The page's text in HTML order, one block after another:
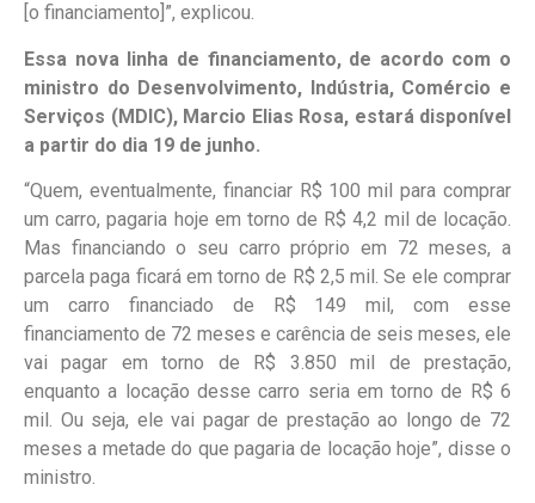
[o financiamento]”, explicou.
Essa nova linha de financiamento, de acordo com o
ministro do Desenvolvimento, Indústria, Comércio e
Serviços (MDIC), Marcio Elias Rosa, estará disponível
a partir do dia 19 de junho.
“Quem, eventualmente, financiar R$ 100 mil para comprar
um carro, pagaria hoje em torno de R$ 4,2 mil de locação.
Mas financiando o seu carro próprio em 72 meses, a
parcela paga ficará em torno de R$ 2,5 mil. Se ele comprar
um carro financiado de R$ 149 mil, com esse
financiamento de 72 meses e carência de seis meses, ele
vai pagar em torno de R$ 3.850 mil de prestação,
enquanto a locação desse carro seria em torno de R$ 6
mil. Ou seja, ele vai pagar de prestação ao longo de 72
meses a metade do que pagaria de locação hoje”, disse o
ministro.